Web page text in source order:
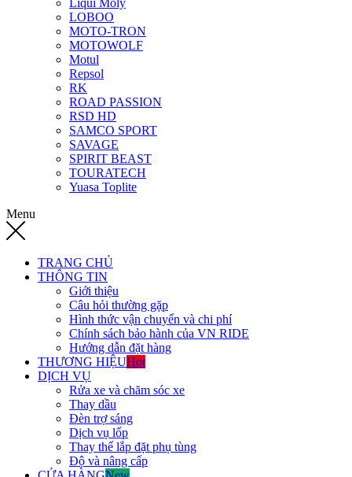
Liqui Moly
LOBOO
MOTO-TRON
MOTOWOLF
Motul
Repsol
RK
ROAD PASSION
RSD HD
SAMCO SPORT
SAVAGE
SPIRIT BEAST
TOURATECH
Yuasa Toplite
Menu
TRANG CHỦ
THÔNG TIN
Giới thiệu
Câu hỏi thường gặp
Hình thức vận chuyển và chi phí
Chính sách bảo hành của VN RIDE
Hướng dẫn đặt hàng
THƯƠNG HIỆUHot
DỊCH VỤ
Rửa xe và chăm sóc xe
Thay dầu
Đèn trợ sáng
Dịch vụ lốp
Thay thế lắp đặt phụ tùng
Độ và nâng cấp